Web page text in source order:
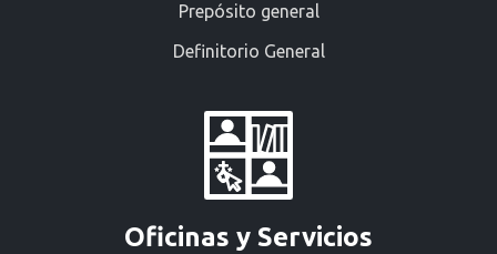
Prepósito general
Definitorio General
Oficinas y Servicios